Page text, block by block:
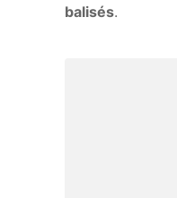
balisés.